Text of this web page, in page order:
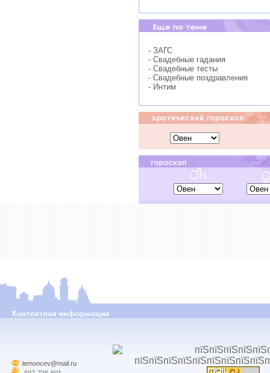
- ЗАГС
- Свадебные гадания
- Свадебные тесты
- Свадебные поздравления
- Интим
lemoncev@mail.ru